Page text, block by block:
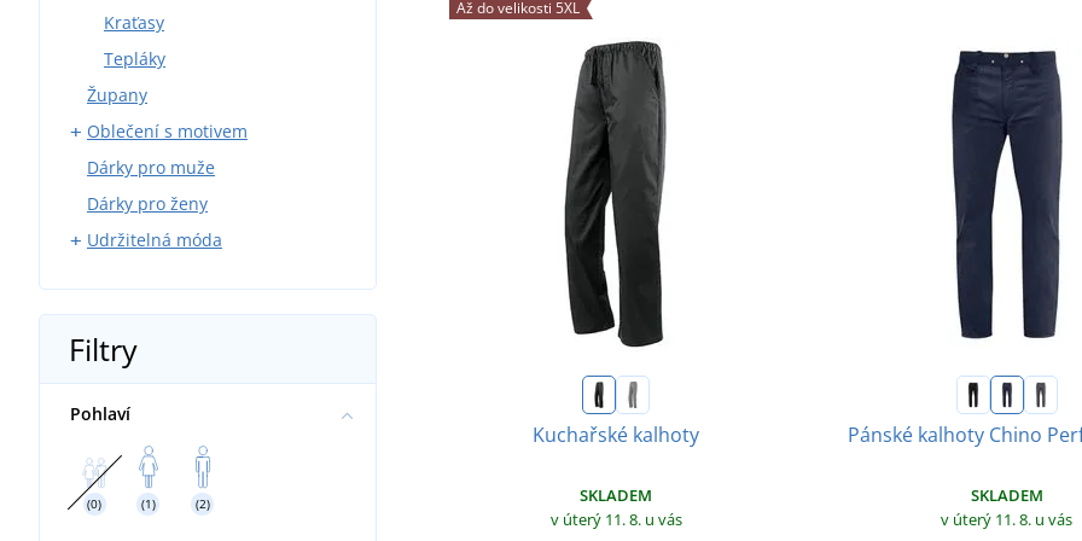
Kraťasy
Tepláky
Župany
Oblečení s motivem
Myslivci
Rybáři
Modeláři
Víno
Pivo
Příroda
Hasiči
Chovatelství
Vodáci
Dárky pro muže
Dárky pro ženy
Udržitelná móda
Mikiny
Kšiltovky a čepice
Sportovní oblečení
Dětské a kojenecké oblečení
Ručníky a osušky
Tašky a batohy
Filtry
Pohlaví
(0) (1) (2)
Až do velikosti 5XL
Kuchařské kalhoty
SKLADEM
v úterý 11. 8. u vás
Pánské kalhoty Chino
SKLADEM
v úterý 11. 8. u vás